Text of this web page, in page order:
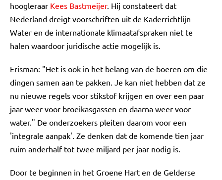
hoogleraar Kees Bastmeijer. Hij constateert dat
Nederland dreigt voorschriften uit de Kaderrichtlijn
Water en de internationale klimaatafspraken niet te
halen waardoor juridische actie mogelijk is.
Erisman: "Het is ook in het belang van de boeren om die
dingen samen aan te pakken. Je kan niet hebben dat ze
nu nieuwe regels voor stikstof krijgen en over een paar
jaar weer voor broeikasgassen en daarna weer voor
water." De onderzoekers pleiten daarom voor een
'integrale aanpak'. Ze denken dat de komende tien jaar
ruim anderhalf tot twee miljard per jaar nodig is.
Door te beginnen in het Groene Hart en de Gelderse